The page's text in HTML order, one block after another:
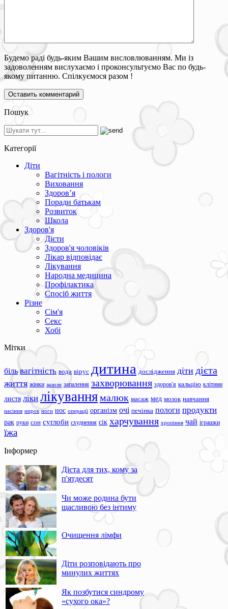
Будемо раді будь-яким Вашим висловлюванням. Ми із
задоволенням вислухаємо і проконсультуємо Вас по будь-
якому питанню. Спілкуємося разом !
Пошук
Категорії
Діти
Вагітність і пологи
Виховання
Здоров’я
Поради батькам
Розвиток
Школа
Здоров'я
Дієти
Здоров'я чоловіків
Лікар відповідає
Лікування
Народна медицина
Профілактика
Спосіб життя
Різне
Сім'я
Секс
Хобі
Мітки
біль вагітність вода вірус дитина дослідження діти дієта
життя жінки залози запалення захворювання здоров'я кальцію клітини
листя ліки лікуваннямалюк масаж мед мозок навчання
насіння нирок ноги нос операції організм очі печінка пологи продукти
рак руки сон суглоби схуднення сік харчування хропіння чай іграшки
їжа
Інформер
Дієта для тих, кому за
п'ятдесят
Чи може родина бути
щасливою без інтиму
Очищення лімфи
Діти розповідають про
минулих життях
Як позбутися синдрому
«сухого ока»?